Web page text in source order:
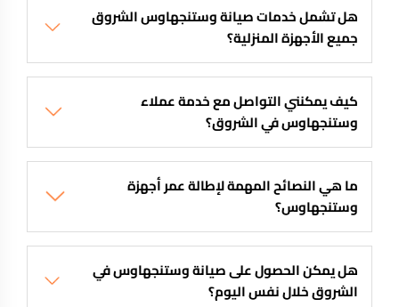
هل تشمل خدمات صيانة وستنجهاوس الشروق
جميع الأجهزة المنزلية؟
كيف يمكنني التواصل مع خدمة عملاء
وستنجهاوس في الشروق؟
ما هي النصائح المهمة لإطالة عمر أجهزة
وستنجهاوس؟
هل يمكن الحصول على صيانة وستنجهاوس في
الشروق خلال نفس اليوم؟